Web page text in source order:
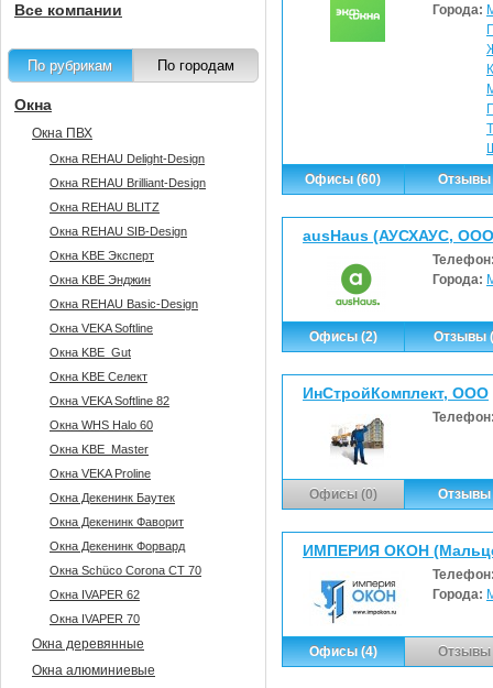
Города:
Офисы (60)
Отзывы
ausHaus (АУСХАУС,
Города:
Офисы (2) Отзывы
ИнСтройКомплект, ООО
Офисы (0) Отзывы
ИМПЕРИЯ ОКОН
Города:
Офисы (4) Отзывы
Все компании
По рубрикам По городам
Окна
Окна ПВХ
Окна REHAU Delight-Design
Окна REHAU Brilliant-Design
Окна REHAU BLITZ
Окна REHAU SIB-Design
Окна KBE Эксперт
Окна KBE Энджин
Окна REHAU Basic-Design
Окна VEKA Softline
Окна KBE_Gut
Окна KBE Селект
Окна VEKA Softline 82
Окна WHS Halo 60
Окна KBE_Master
Окна VEKA Proline
Окна Декенинк Баутек
Окна Декенинк Фаворит
Окна Декенинк Форвард
Окна Sсhüco Corona CT 70
Окна IVAPER 62
Окна IVAPER 70
Окна деревянные
Окна алюминиевые